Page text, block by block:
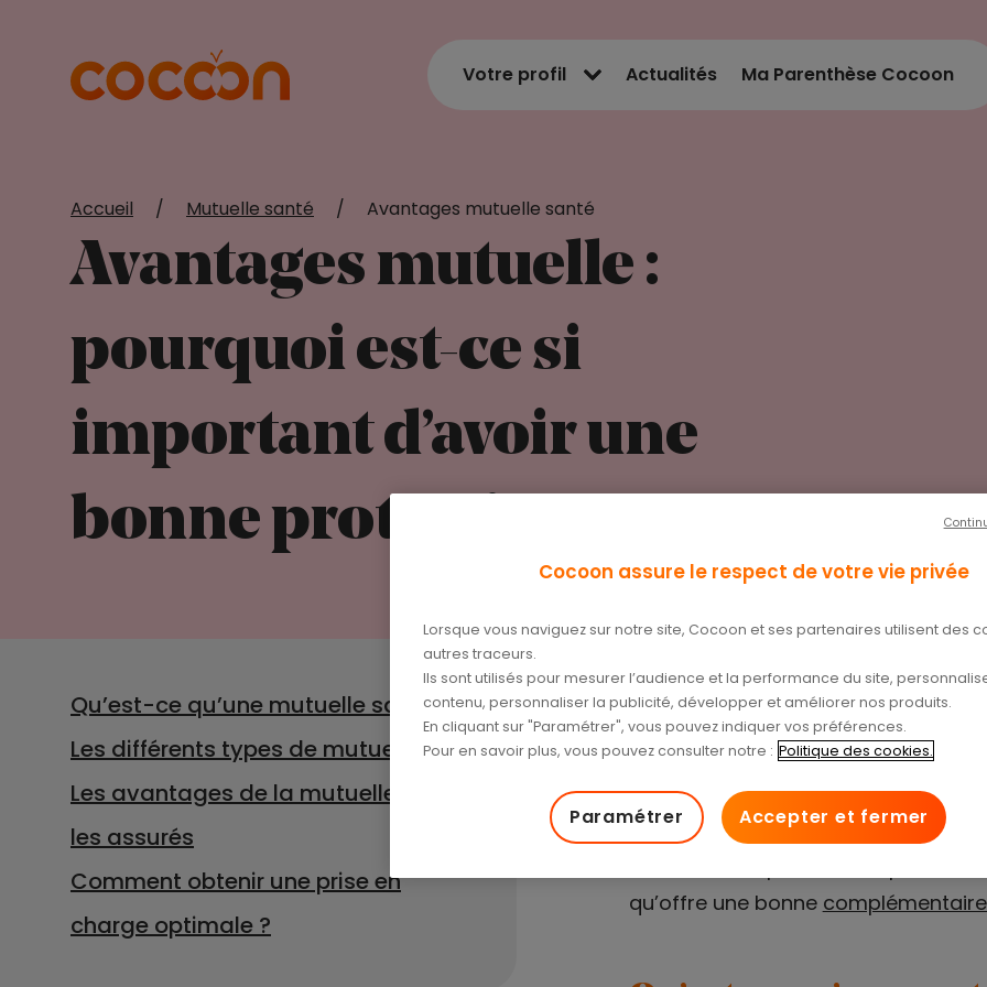
Votre profil Actualités Ma Parenthèse Cocoon
Accueil / Mutuelle santé / Avantages mutuelle santé
Avantages mutuelle :
pourquoi est-ce si
important d’avoir une
bonne protection santé ?
Qu’est-ce qu’une mutuelle santé ?
Les différents types de mutuelles
Les avantages de la mutuelle pour
les assurés
Comment obtenir une prise en
charge optimale ?
Certains soins sont indispensables
Mais la prise en charge partielle
laisse bien souvent un reste à
à unemutuelle santé devient
s’assurer une protection
qu’offre une bonne
Cocoon assure le respect de votre vie privée
Lorsque vous naviguez sur notre site, Cocoon et ses partenaires utilisent des
autres traceurs.
Ils sont utilisés pour mesurer l’audience et la performance du site,
contenu, personnaliser la publicité, développer et améliorer nos produits.
En cliquant sur "Paramétrer", vous pouvez indiquer vos préférences.
Pour en savoir plus, vous pouvez consulter notre : Politique des cookies.
Accepter et fermer
Paramétrer